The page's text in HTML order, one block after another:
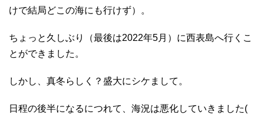
けで結局どこの海にも行けず）。
ちょっと久しぶり（最後は2022年5月）に西表島へ行くこ
とができました。
しかし、真冬らしく？盛大にシケまして。
日程の後半になるにつれて、海況は悪化していきました(